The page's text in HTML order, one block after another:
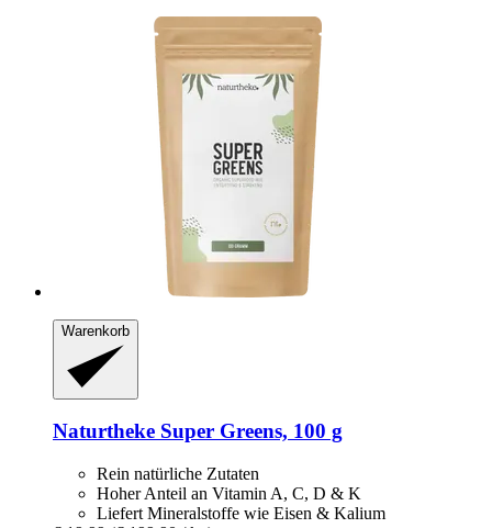
Warenkorb
Naturtheke Super Greens, 100 g
Rein natürliche Zutaten
Hoher Anteil an Vitamin A, C, D & K
Liefert Mineralstoffe wie Eisen & Kalium